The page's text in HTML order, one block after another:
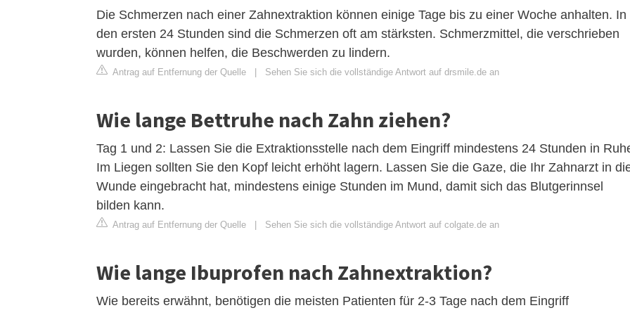
Die Schmerzen nach einer Zahnextraktion können einige Tage bis zu einer Woche anhalten. In
den ersten 24 Stunden sind die Schmerzen oft am stärksten. Schmerzmittel, die verschrieben
wurden, können helfen, die Beschwerden zu lindern.
Antrag auf Entfernung der Quelle | Sehen Sie sich die vollständige Antwort auf drsmile.de an
Wie lange Bettruhe nach Zahn ziehen?
Tag 1 und 2: Lassen Sie die Extraktionsstelle nach dem Eingriff mindestens 24 Stunden in
Im Liegen sollten Sie den Kopf leicht erhöht lagern. Lassen Sie die Gaze, die Ihr Zahnarzt in
Wunde eingebracht hat, mindestens einige Stunden im Mund, damit sich das Blutgerinnsel
bilden kann.
Antrag auf Entfernung der Quelle | Sehen Sie sich die vollständige Antwort auf colgate.de an
Wie lange Ibuprofen nach Zahnextraktion?
Wie bereits erwähnt, benötigen die meisten Patienten für 2-3 Tage nach dem Eingriff